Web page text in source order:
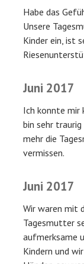
Habe das
Unsere
Kinder ein, ist
Juni 2017
Ich konnte mir
bin sehr
mehr die
vermissen.
Juni 2017
Wir waren mit
Tagesmutter
aufmerksame
Kindern und